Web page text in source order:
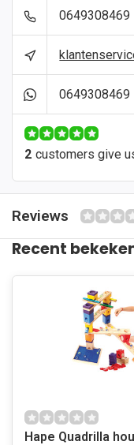
0649308469
0649308469
2 customers give
Reviews
Recent
Hape Quadrilla